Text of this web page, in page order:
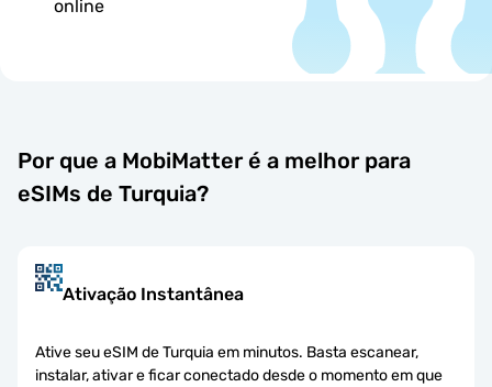
online
Por que a MobiMatter é a melhor para
eSIMs de Turquia?
Ativação Instantânea
Ative seu eSIM de Turquia em minutos. Basta escanear,
instalar, ativar e ficar conectado desde o momento em que